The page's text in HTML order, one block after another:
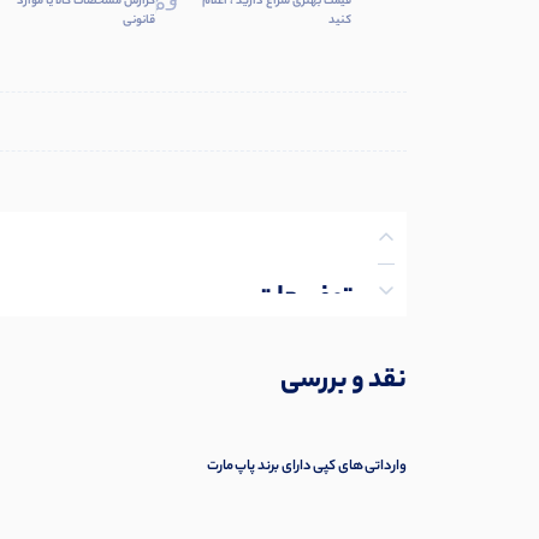
کنید
قانونی
توضیحات
نظرات (0)
نقد و بررسی
وارداتی های کپی دارای برند پاپ مارت